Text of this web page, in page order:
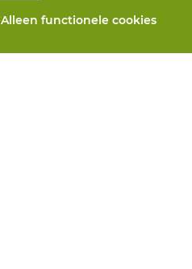
Alleen functionele cookies